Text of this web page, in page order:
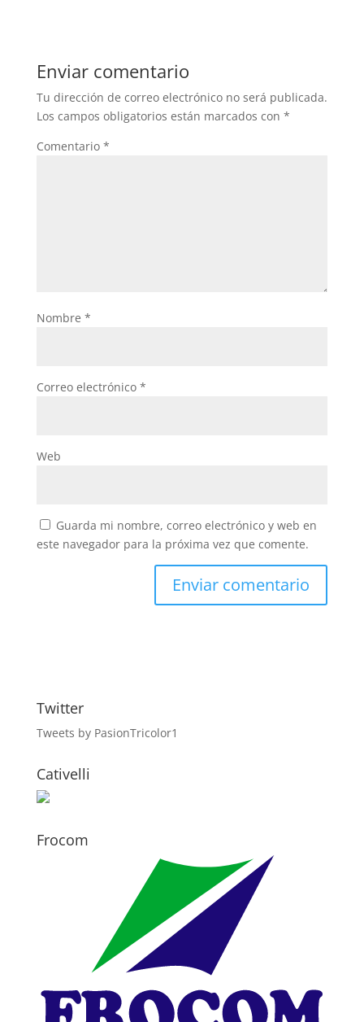
Enviar comentario
Tu dirección de correo electrónico no será publicada.
Los campos obligatorios están marcados con *
Comentario *
Nombre *
Correo electrónico *
Web
Guarda mi nombre, correo electrónico y web en
este navegador para la próxima vez que comente.
Twitter
Tweets by PasionTricolor1
Cativelli
Frocom